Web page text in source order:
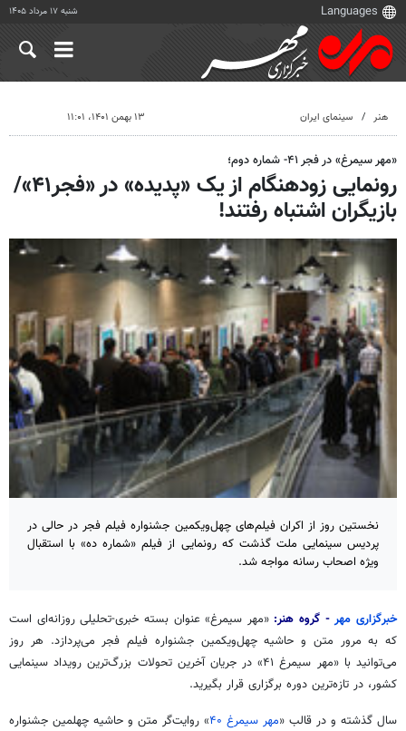
شنبه ۱۷ مرداد ۱۴۰۵
هنر سینمای ایران ۱۳ بهمن ۱۴۰۱، ۱۱:۰۱
«مهر سیمرغ» در فجر ۴۱- شماره دوم؛
رونمایی زودهنگام از یک «پدیده» در «فجر۴۱»/
بازیگران اشتباه رفتند!
نخستین روز از اکران فیلم‌های چهل‌ویکمین جشنواره فیلم فجر در حالی در
پردیس سینمایی ملت گذشت که رونمایی از فیلم «شماره ده» با استقبال
ویژه اصحاب رسانه مواجه شد.
خبرگزاری مهر- گروه هنر: «مهر سیمرغ» عنوان بسته خبری-تحلیلی روزانه‌ای است
که به مرور متن و حاشیهچهل‌ویکمین جشنواره فیلم فجر می‌پردازد. هر روز
می‌توانید با «مهر سیمرغ ۴۱» در جریان آخرین تحولات بزرگ‌ترین رویداد سینمایی
کشور، در تازه‌ترین دوره برگزاری قرار بگیرید.
سال گذشته و در قالب «مهر سیمرغ ۴۰
» روایت‌گر متن و حاشیه چهلمین جشنواره